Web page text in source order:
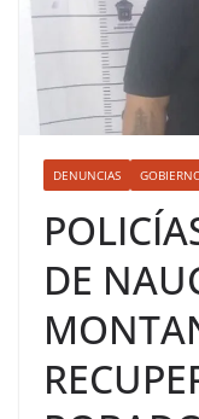
DENUNCIAS
DE